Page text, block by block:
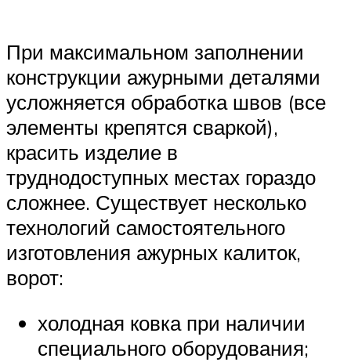
При максимальном заполнении
конструкции ажурными деталями
усложняется обработка швов (все
элементы крепятся сваркой),
красить изделие в
труднодоступных местах гораздо
сложнее. Существует несколько
технологий самостоятельного
изготовления ажурных калиток,
ворот:
холодная ковка при наличии
специального оборудования;